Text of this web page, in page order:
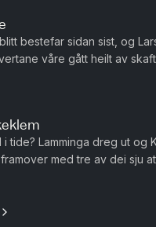
bestefar sidan sist, og
våre gått heilt av
på kjøpet.
i tide? Lamminga dreg ut og
med tre av dei sju
Georgia leverer ein mildt